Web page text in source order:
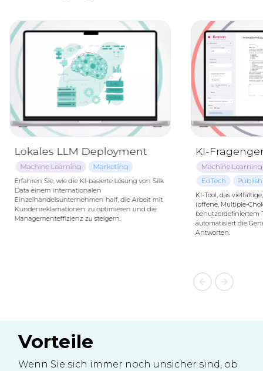
Lokales LLM Deployment
Machine Learning Marketing
Erfahren Sie, wie die KI-basierte Lösung von Silk
Data einem internationalen
Einzelhandelsunternehmen half, die Arbeit mit
Kundenreklamationen zu optimieren und die
Managementeffizienz zu steigern.
KI-
Machine Learning
EdTech
KI-Tool, das
(offene, Multiple-
benutzerdefiniertem
automatisiert die
Antworten.
Vorteile
Wenn Sie sich immer noch unsicher sind, ob